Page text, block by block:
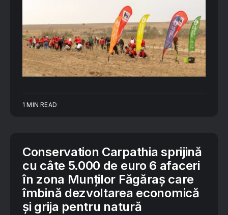
1 MIN READ
Conservation Carpathia sprijină
cu câte 5.000 de euro 6 afaceri
în zona Munților Făgăraș care
îmbină dezvoltarea economică
și grija pentru natură